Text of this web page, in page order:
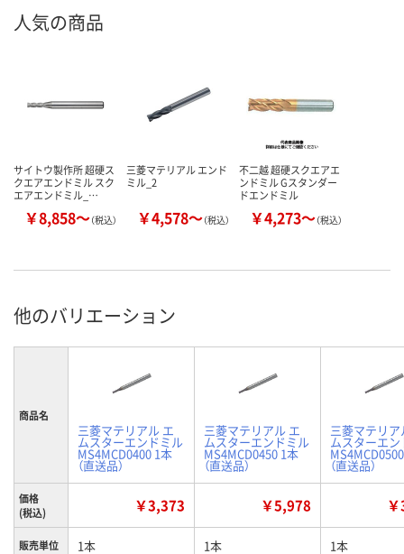
人気の商品
サイトウ製作所 超硬ス
クエアエンドミル スク
エアエンドミル_…
￥8,858～（税込）
三菱マテリアル エンド
ミル_2
￥4,578～（税込）
不二越 超硬スクエアエ
ンドミル Gスタンダー
ドエンドミル
￥4,273～（税込）
他のバリエーション
商品名
三菱マテリアル エ
ムスターエンドミル
MS4MCD0400 1本
（直送品）
三菱マテリアル エ
ムスターエンドミル
MS4MCD0450 1本
（直送品）
三菱マテリア
ムスターエ
（直送品）
価格
(税込)
￥3,373 ￥5,978
販売単位 1本 1本 1本